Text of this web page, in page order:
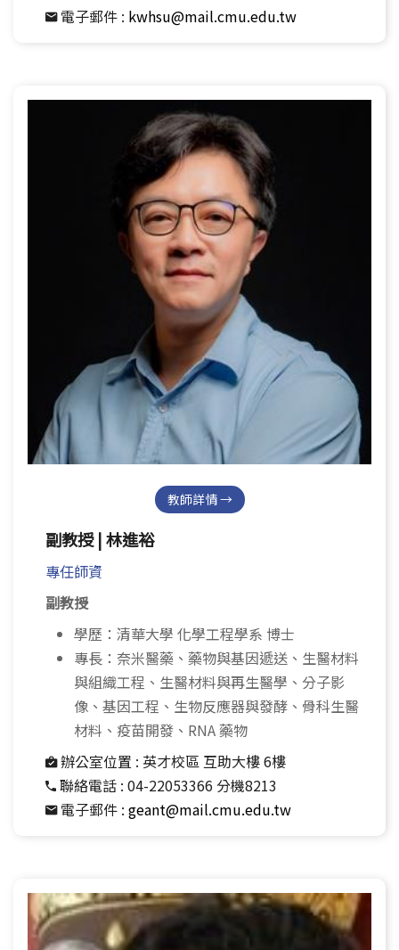
電子郵件 : kwhsu@mail.cmu.edu.tw
教師詳情 →
副教授 | 林進裕
專任師資
副教授
學歷：清華大學 化學工程學系 博士
專長：奈米醫藥、藥物與基因遞送、生醫材料
與組織工程、生醫材料與再生醫學、分子影
像、基因工程、生物反應器與發酵、骨科生醫
材料、疫苗開發、RNA 藥物
辦公室位置 : 英才校區 互助大樓 6樓
聯絡電話 : 04-22053366 分機8213
電子郵件 : geant@mail.cmu.edu.tw